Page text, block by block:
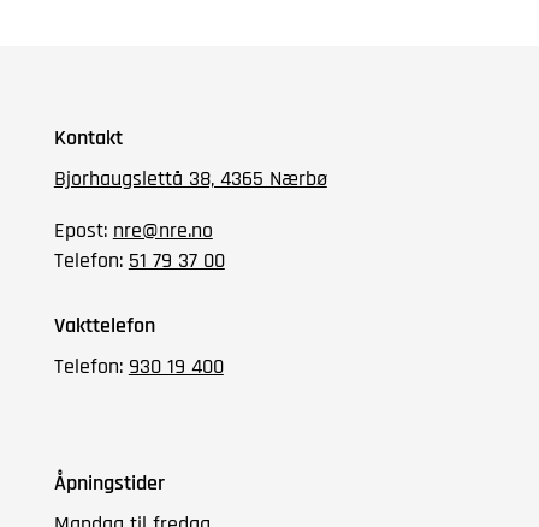
Kontakt
Bjorhaugslettå 38, 4365 Nærbø
Epost: nre@nre.no
Telefon: 51 79 37 00
Vakttelefon
Telefon: 930 19 400
Åpningstider